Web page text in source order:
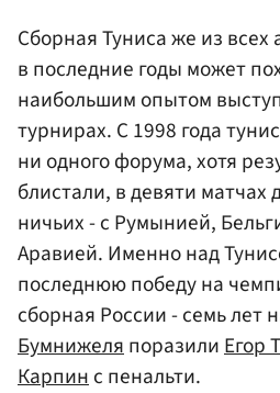
Сборная Туниса же из
в последние годы может
наибольшим опытом
турнирах. С 1998 года
ни одного форума, хотя
блистали, в девяти
ничьих - с Румынией,
Аравией. Именно над
последнюю победу на
сборная России - семь лет
БумнижеляпоразилиЕгор
Карпинс пенальти.